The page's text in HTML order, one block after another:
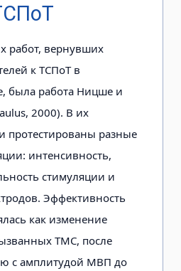
работ, вернувших
к ТСПоТ в
была работа Ницше и
2000). В их
протестированы разные
интенсивность,
стимуляции и
Эффективность
как изменение
ТМС, после
с амплитудой МВП до